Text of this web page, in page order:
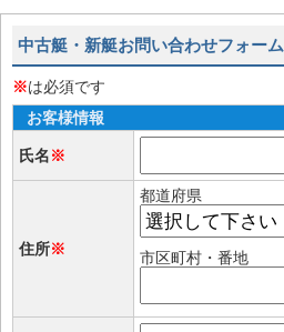
中古艇・新艇お問い合わせフォーム
※は必須です
お客様情報
氏名※
住所※
都道府県
市区町村・番地